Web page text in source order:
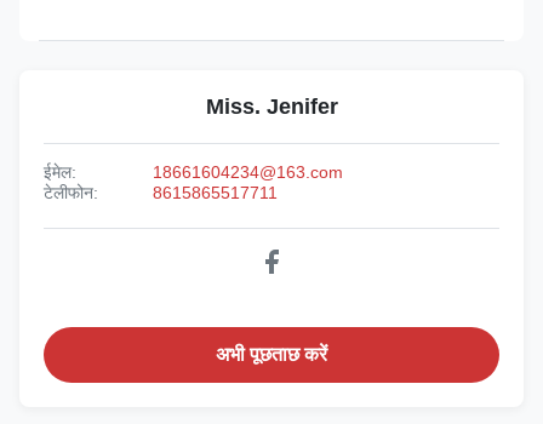
Miss. Jenifer
ईमेल:
18661604234@163.com
टेलीफोन:
8615865517711
अभी पूछताछ करें